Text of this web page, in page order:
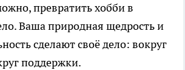
превратить хобби в
Ваша природная щедрость и
сделают своё дело: вокруг
поддержки.